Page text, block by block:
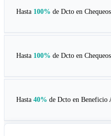
Hasta 100% de Dcto en
Hasta 100% de Dcto en
Hasta 40% de Dcto en Beneficio